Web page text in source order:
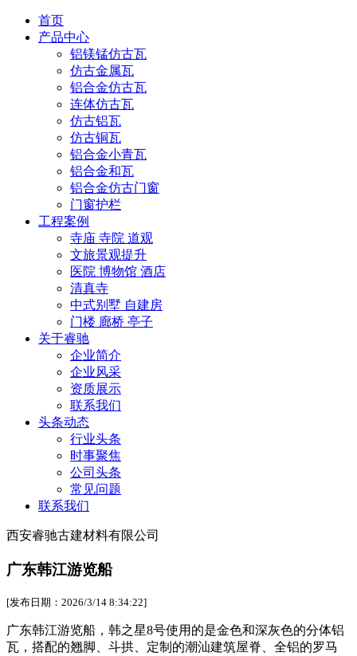
首页
产品中心
铝镁锰仿古瓦
仿古金属瓦
铝合金仿古瓦
连体仿古瓦
仿古铝瓦
仿古铜瓦
铝合金小青瓦
铝合金和瓦
铝合金仿古门窗
门窗护栏
工程案例
寺庙 寺院 道观
文旅景观提升
医院 博物馆 酒店
清真寺
中式别墅 自建房
门楼 廊桥 亭子
关于睿驰
企业简介
企业风采
资质展示
联系我们
头条动态
行业头条
时事聚焦
公司头条
常见问题
联系我们
西安睿驰古建材料有限公司
广东韩江游览船
[发布日期：2026/3/14 8:34:22]
广东韩江游览船，韩之星8号使用的是金色和深灰色的分体铝
瓦，搭配的翘脚、斗拱、定制的潮汕建筑屋脊、全铝的罗马